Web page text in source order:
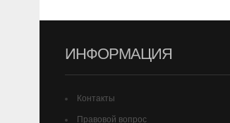
ИНФОРМАЦИЯ
Контакты
Правовой вопрос